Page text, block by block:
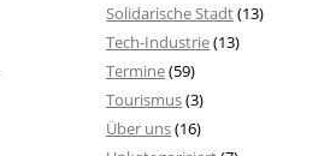
Solidarische Stadt(13)
Tech-Industrie(13)
Termine(59)
Tourismus(3)
Über uns(16)